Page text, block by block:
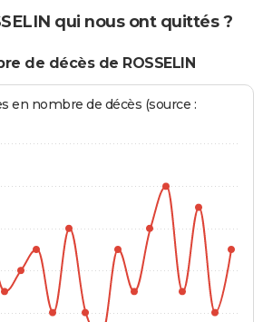
qui nous ont quittés ?
de décès de ROSSELIN
en nombre de décès (source :